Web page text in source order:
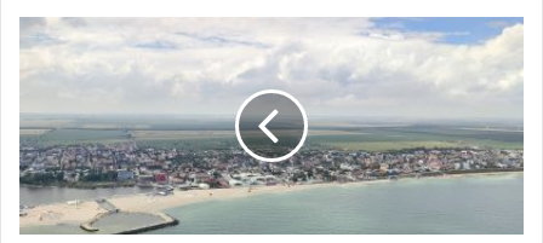
Lipsa
de
educație
turiștilor
a
sclipit
iar
pe